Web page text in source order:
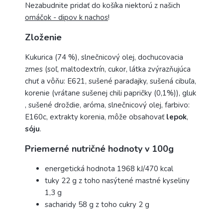
Nezabudnite pridať do košíka niektorú z našich
omáčok - dipov k nachos!
Zloženie
Kukurica (74 %), slnečnicový olej, dochucovacia
zmes (soľ, maltodextrín, cukor, látka zvýrazňujúca
chuť a vôňu: E621, sušené paradajky, sušená cibuľa,
korenie (vrátane sušenej chili papričky (0,1%)), gluk
, sušené droždie, aróma, slnečnicový olej, farbivo:
E160c, extrakty korenia, môže obsahovať lepok,
sóju.
Priemerné nutričné hodnoty v 100g
energetická hodnota 1968 kJ/470 kcal
tuky 22 g z toho nasýtené mastné kyseliny
1,3 g
sacharidy 58 g z toho cukry 2 g